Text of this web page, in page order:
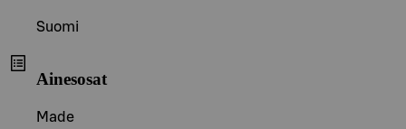
Suomi
Ainesosat
Made